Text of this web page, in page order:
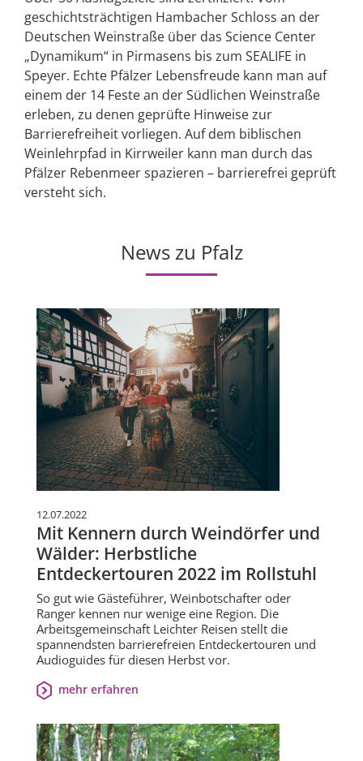
geschichtsträchtigen Hambacher Schloss an der
Deutschen Weinstraße über das Science Center
„Dynamikum“ in Pirmasens bis zum SEALIFE in
Speyer. Echte Pfälzer Lebensfreude kann man auf
einem der 14 Feste an der Südlichen Weinstraße
erleben, zu denen geprüfte Hinweise zur
Barrierefreiheit vorliegen. Auf dem biblischen
Weinlehrpfad in Kirrweiler kann man durch das
Pfälzer Rebenmeer spazieren – barrierefrei geprüft
versteht sich.
News zu Pfalz
12.07.2022
Mit Kennern durch Weindörfer und
Wälder: Herbstliche
Entdeckertouren 2022 im Rollstuhl
So gut wie Gästeführer, Weinbotschafter oder
Ranger kennen nur wenige eine Region. Die
Arbeitsgemeinschaft Leichter Reisen stellt die
spannendsten barrierefreien Entdeckertouren und
Audioguides für diesen Herbst vor.
mehr erfahren